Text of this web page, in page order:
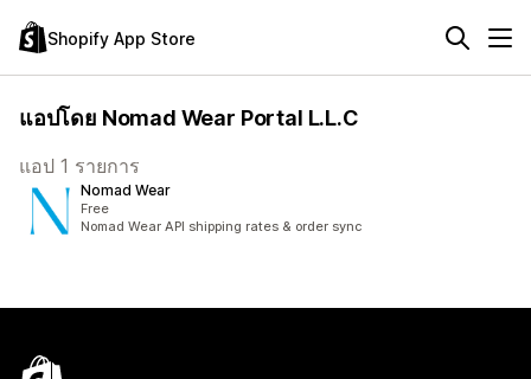
Shopify App Store
แอปโดย Nomad Wear Portal L.L.C
แอป 1 รายการ
Nomad Wear
Free
Nomad Wear API shipping rates & order sync